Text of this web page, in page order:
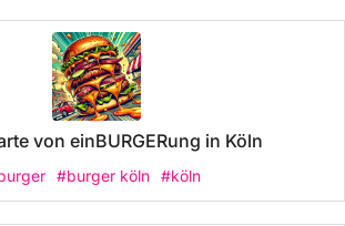
von einBURGERung in Köln
#burger köln #köln